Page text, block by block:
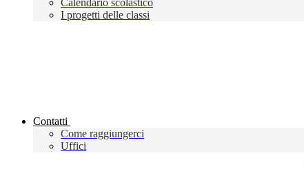
Calendario scolastico
I progetti delle classi
Contatti
Come raggiungerci
Uffici